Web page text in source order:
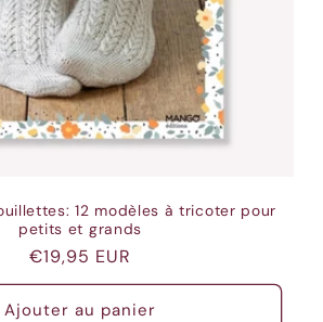
12 modèles à tricoter pour
petits et grands
Prix
habituel
€19,95 EUR
Ajouter au panier